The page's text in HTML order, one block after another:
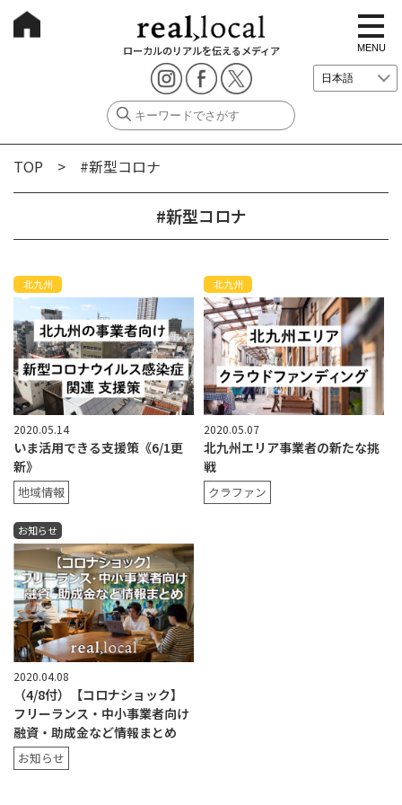
ローカルのリアルを伝えるメディア
t
o
g
g
e
i
i
MENU
TOP > #新型コロナ
#新型コロナ
北九州
2020.05.14
いま活用できる支援策《6/1更
新》
地域情報
北九州
2020.05.07
北九州エリア事業者の新たな挑
戦
クラファン
お知らせ
2020.04.08
（4/8付）【コロナショック】
フリーランス・中小事業者向け
融資・助成金など情報まとめ
お知らせ